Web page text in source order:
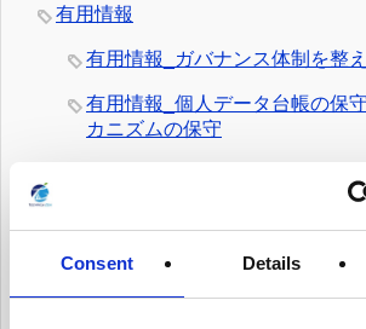
Consent Details
有用情報
有用情報_ガバナンス体制を整
有用情報_個人データ台帳の保
カニズムの保守
え方を統合する